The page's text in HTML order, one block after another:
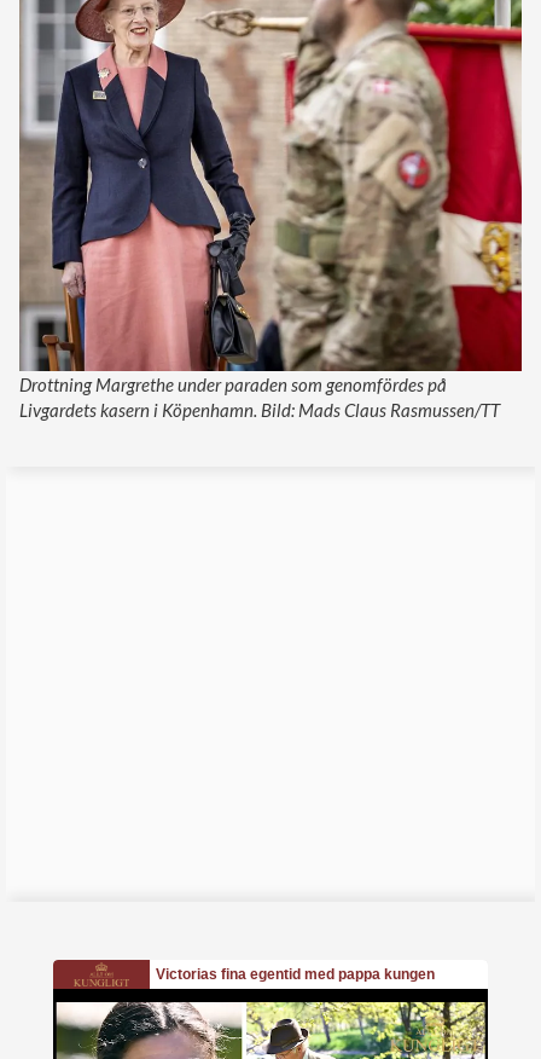
Drottning Margrethe under paraden som genomfördes på
Livgardets kasern i Köpenhamn. Bild: Mads Claus Rasmussen/TT